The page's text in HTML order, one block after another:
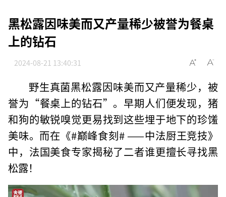
黑松露因味美而又产量稀少被誉为餐桌
上的钻石
2024-08-21 13:40:31
野生真菌黑松露因味美而又产量稀少，被
誉为“餐桌上的钻石”。早期人们便发现，猪
和狗的敏锐嗅觉更易找到这些埋于地下的珍馐
美味。而在《#巅峰食刻# ——中法厨王竞技》
中，法国美食专家揭秘了二者谁更擅长寻找黑
松露！